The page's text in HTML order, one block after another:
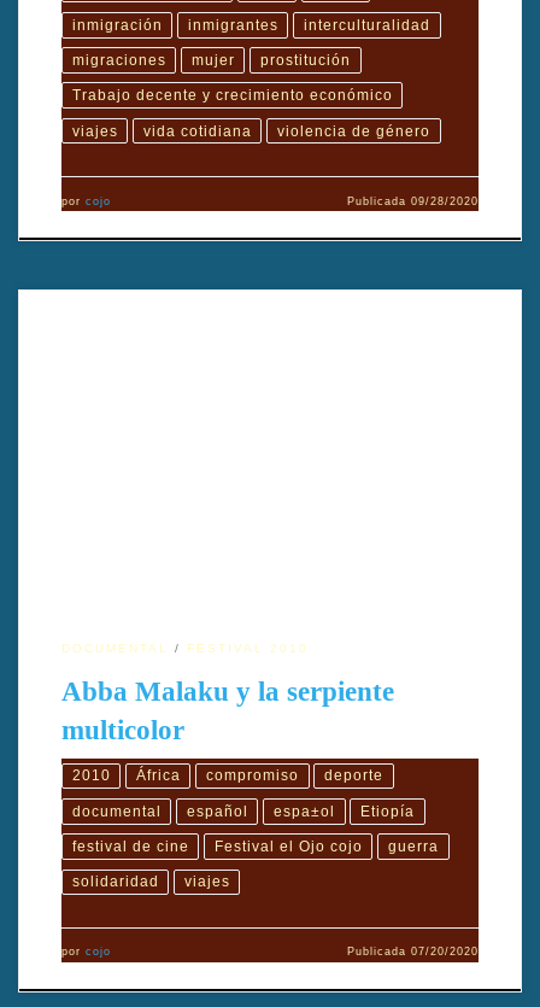
inmigración inmigrantes interculturalidad
migraciones mujer prostitución
Trabajo decente y crecimiento económico
viajes vida cotidiana violencia de género
por cojo Publicada09/28/2020
DOCUMENTAL FESTIVAL 2010
Abba Malaku y la serpiente
multicolor
2010 África compromiso deporte
documental español espa±ol Etiopía
festival de cine Festival el Ojo cojo guerra
solidaridad viajes
por cojo Publicada07/20/2020